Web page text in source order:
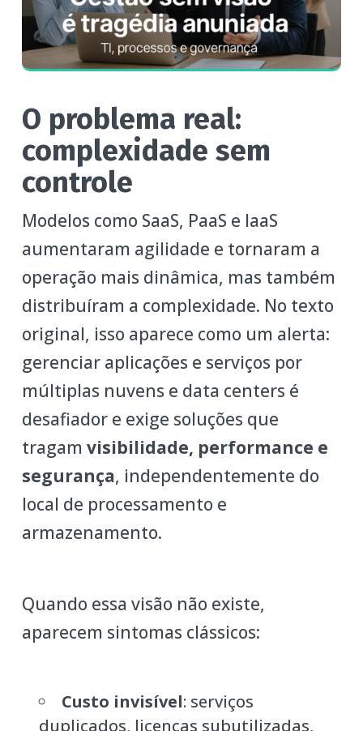
O problema real:
complexidade sem
controle
Modelos como SaaS, PaaS e IaaS
aumentaram agilidade e tornaram a
operação mais dinâmica, mas também
distribuíram a complexidade. No texto
original, isso aparece como um alerta:
gerenciar aplicações e serviços por
múltiplas nuvens e data centers é
desafiador e exige soluções que
tragam visibilidade, performance e
segurança, independentemente do
local de processamento e
armazenamento.
Quando essa visão não existe,
aparecem sintomas clássicos:
Custo invisível: serviços
duplicados, licenças subutilizadas,